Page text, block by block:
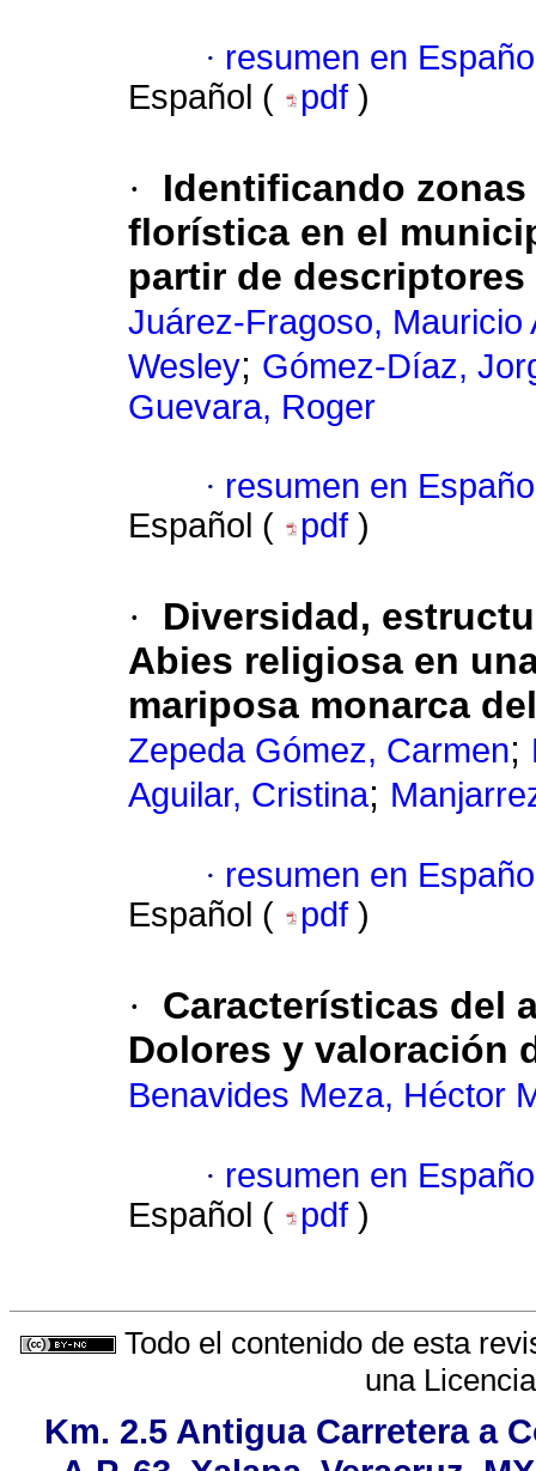
· resumen en
Español (
pdf )
·
Identificando
florística en el
partir de
Juárez-Fragoso, Mauricio
Wesley; Gómez-Díaz,
Guevara, Roger
· resumen en
Español (
pdf )
·
Diversidad,
Abies religiosa en
mariposa monarca
Zepeda Gómez, Carmen;
Aguilar, Cristina;
· resumen en
Español (
pdf )
·
Características del
Dolores y valoración
Benavides Meza, Héctor
· resumen en
Español (
pdf )
Todo el contenido de esta
una
Km. 2.5 Antigua Carretera a